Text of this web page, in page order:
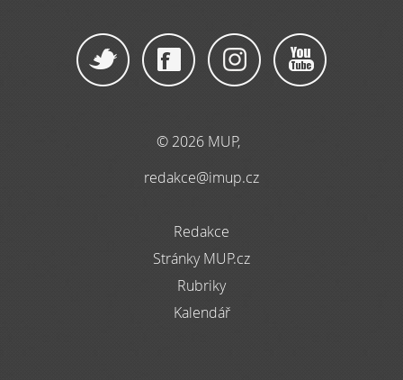
© 2026 MUP,
redakce@imup.cz
Redakce
Stránky MUP.cz
Rubriky
Kalendář